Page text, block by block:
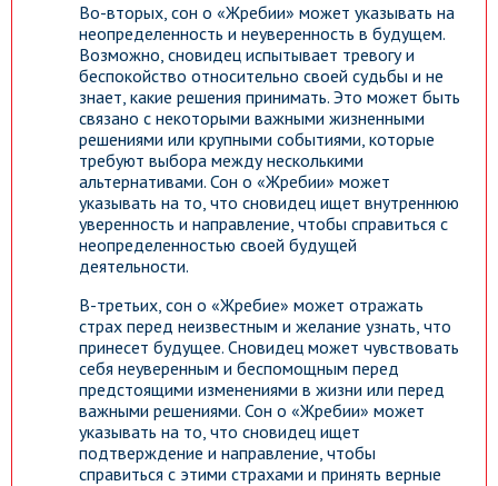
Во-вторых, сон о «Жребии» может указывать на
неопределенность и неуверенность в будущем.
Возможно, сновидец испытывает тревогу и
беспокойство относительно своей судьбы и не
знает, какие решения принимать. Это может быть
связано с некоторыми важными жизненными
решениями или крупными событиями, которые
требуют выбора между несколькими
альтернативами. Сон о «Жребии» может
указывать на то, что сновидец ищет внутреннюю
уверенность и направление, чтобы справиться с
неопределенностью своей будущей
деятельности.
В-третьих, сон о «Жребие» может отражать
страх перед неизвестным и желание узнать, что
принесет будущее. Сновидец может чувствовать
себя неуверенным и беспомощным перед
предстоящими изменениями в жизни или перед
важными решениями. Сон о «Жребии» может
указывать на то, что сновидец ищет
подтверждение и направление, чтобы
справиться с этими страхами и принять верные